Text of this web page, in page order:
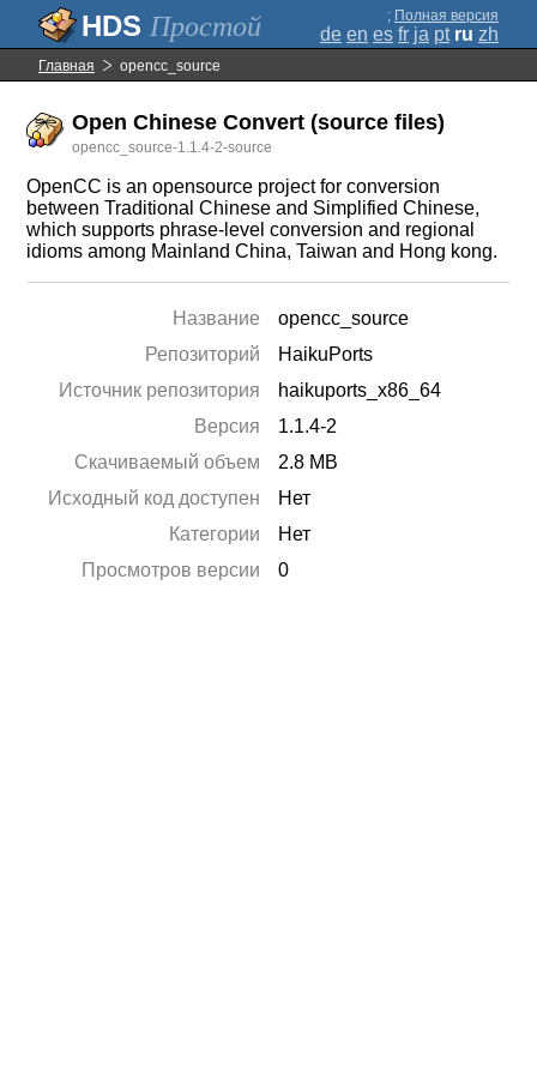
Простой ; Полная версия
de en es fr ja pt ru zh
Главная opencc_source
Open Chinese Convert (source files)
opencc_source-1.1.4-2-source
OpenCC is an opensource project for conversion
between Traditional Chinese and Simplified Chinese,
which supports phrase-level conversion and regional
idioms among Mainland China, Taiwan and Hong kong.
Название
opencc_source
Репозиторий
HaikuPorts
Источник репозитория
haikuports_x86_64
Версия
1.1.4-2
Скачиваемый объем
2.8 MB
Исходный код доступен
Нет
Категории
Нет
Просмотров версии
0